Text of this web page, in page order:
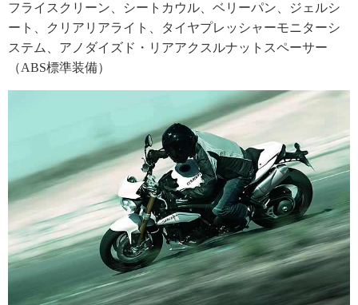
フライスクリーン、シートカウル、ベリーパン、ジェルシ
ート、クリアリアライト、タイヤプレッシャーモニターシ
ステム、アノダイズド・リアアクスルナットスペーサー
（ABS標準装備）